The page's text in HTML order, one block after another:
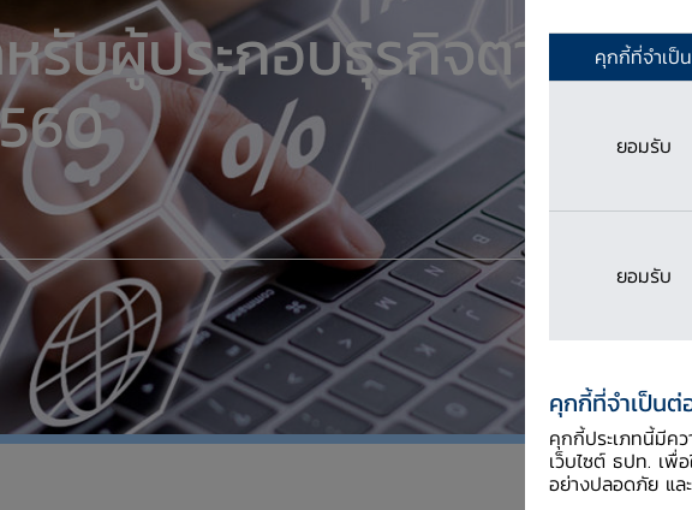
รับผู้ประกอบธุรกิจตาม พ.ร
คุกกี้ที่จำเป็น
ยอมรับ
ยอมรับ
คุกกี้ที่จำเป็นต่
คุกกี้ประเภทนี้มีค
เว็บไซต์ ธปท. เพื่
อย่างปลอดภัย แล